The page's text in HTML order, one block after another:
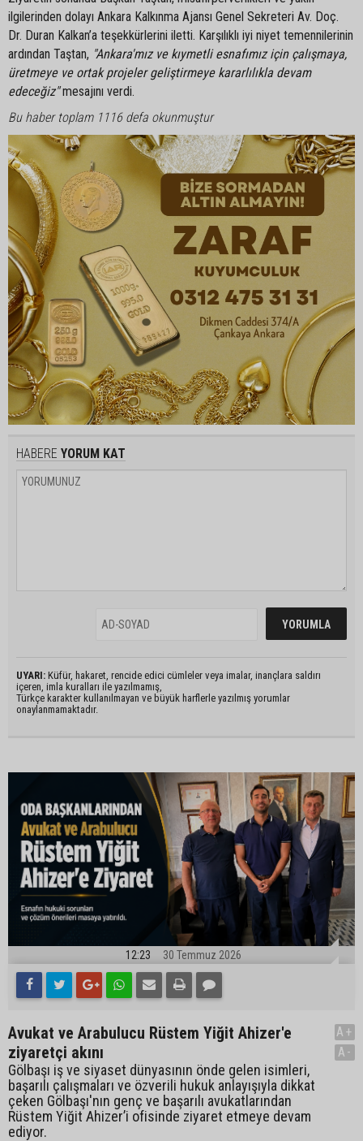
ilgilerinden dolayı Ankara Kalkınma Ajansı Genel Sekreteri Av. Doç.
Dr. Duran Kalkan’a teşekkürlerini iletti. Karşılıklı iyi niyet temennilerinin
ardından Taştan, "Ankara'mız ve kıymetli esnafımız için çalışmaya,
üretmeye ve ortak projeler geliştirmeye kararlılıkla devam
edeceğiz"mesajını verdi.
Bu haber toplam 1116 defa okunmuştur
HABERE YORUM KAT
UYARI: Küfür, hakaret, rencide edici cümleler veya imalar, inançlara saldırı
içeren, imla kuralları ile yazılmamış,
Türkçe karakter kullanılmayan ve büyük harflerle yazılmış yorumlar
onaylanmamaktadır.
12:23 30 Temmuz 2026
Avukat ve Arabulucu Rüstem Yiğit Ahizer'e
ziyaretçi akını
Gölbaşı iş ve siyaset dünyasının önde gelen isimleri,
başarılı çalışmaları ve özverili hukuk anlayışıyla dikkat
çeken Gölbaşı'nın genç ve başarılı avukatlarından
Rüstem Yiğit Ahizer’i ofisinde ziyaret etmeye devam
ediyor.
A+
A-